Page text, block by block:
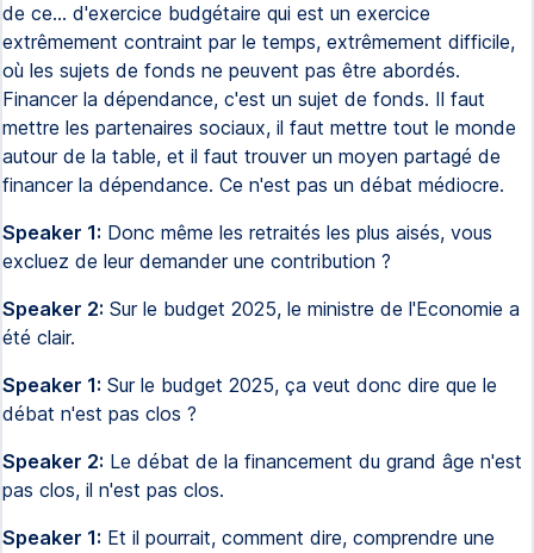
de ce... d'exercice budgétaire qui est un exercice
extrêmement contraint par le temps, extrêmement difficile,
où les sujets de fonds ne peuvent pas être abordés.
Financer la dépendance, c'est un sujet de fonds. Il faut
mettre les partenaires sociaux, il faut mettre tout le monde
autour de la table, et il faut trouver un moyen partagé de
financer la dépendance. Ce n'est pas un débat médiocre.
Speaker 1: Donc même les retraités les plus aisés, vous
excluez de leur demander une contribution ?
Speaker 2: Sur le budget 2025, le ministre de l'Economie a
été clair.
Speaker 1: Sur le budget 2025, ça veut donc dire que le
débat n'est pas clos ?
Speaker 2: Le débat de la financement du grand âge n'est
pas clos, il n'est pas clos.
Speaker 1: Et il pourrait, comment dire, comprendre une